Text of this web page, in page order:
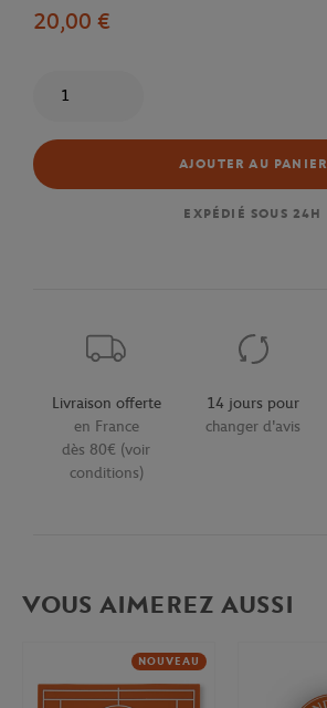
20,00 €
AJOUTER AU PANIER
EXPÉDIÉ SOUS 24H
Livraison offerte
en France
dès 80€ (voir
conditions)
14 jours pour
changer d'avis
VOUS AIMEREZ AUSSI
NOUVEAU